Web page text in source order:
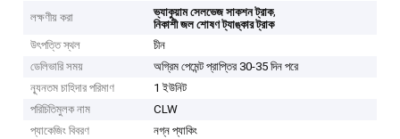
লক্ষণীয় করা ভ্যাকুয়াম সেলভেজ সাকশন ট্রাক,
নিকাশী জল শোষণ ট্যাঙ্কার ট্রাক
উৎপত্তি স্থল
চীন
ডেলিভারি সময়
অগ্রিম পেমেন্ট প্রাপ্তির 30-35 দিন পরে
ন্যূনতম চাহিদার পরিমাণ
1 ইউনিট
পরিচিতিমুলক নাম
CLW
প্যাকেজিং বিবরণ
নগ্ন প্যাকিং